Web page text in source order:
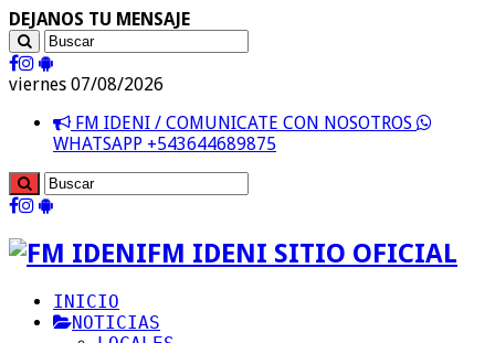
DEJANOS TU MENSAJE
viernes 07/08/2026
FM IDENI / COMUNICATE CON NOSOTROS
WHATSAPP +543644689875
FM IDENI SITIO OFICIAL
INICIO
NOTICIAS